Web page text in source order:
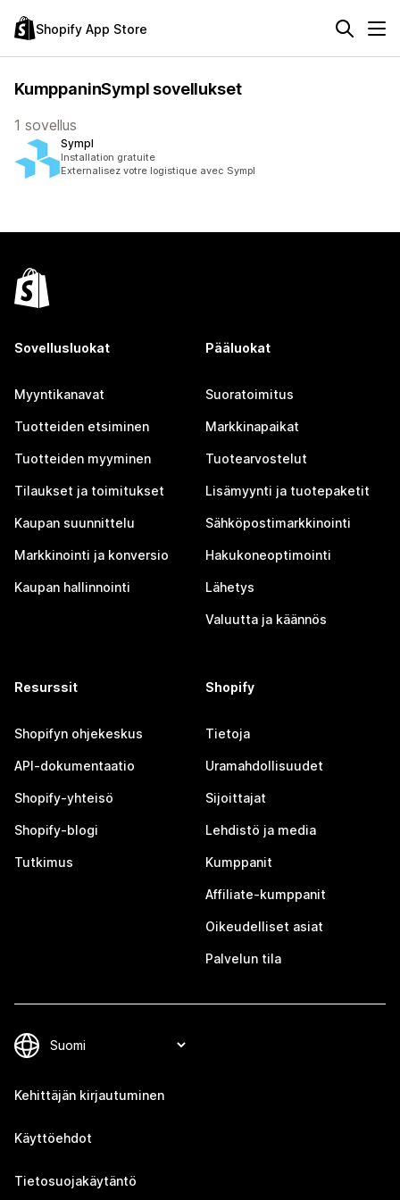
Shopify App Store
KumppaninSympl sovellukset
1 sovellus
Sympl
Installation gratuite
Externalisez votre logistique avec Sympl
Sovellusluokat
Myyntikanavat
Tuotteiden etsiminen
Tuotteiden myyminen
Tilaukset ja toimitukset
Kaupan suunnittelu
Markkinointi ja konversio
Kaupan hallinnointi
Pääluokat
Suoratoimitus
Markkinapaikat
Tuotearvostelut
Lisämyynti ja tuotepaketit
Sähköpostimarkkinointi
Hakukoneoptimointi
Lähetys
Valuutta ja käännös
Resurssit
Shopifyn ohjekeskus
API-dokumentaatio
Shopify-yhteisö
Shopify-blogi
Tutkimus
Shopify
Tietoja
Uramahdollisuudet
Sijoittajat
Lehdistö ja media
Kumppanit
Affiliate-kumppanit
Oikeudelliset asiat
Palvelun tila
Kehittäjän kirjautuminen
Käyttöehdot
Tietosuojakäytäntö